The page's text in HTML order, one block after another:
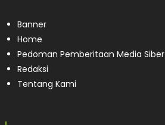
Banner
Home
Pedoman Pemberitaan Media Siber
Redaksi
Tentang Kami